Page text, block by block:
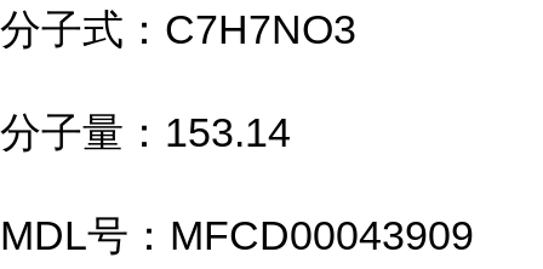
分子式：C7H7NO3
分子量：153.14
MDL号：MFCD00043909